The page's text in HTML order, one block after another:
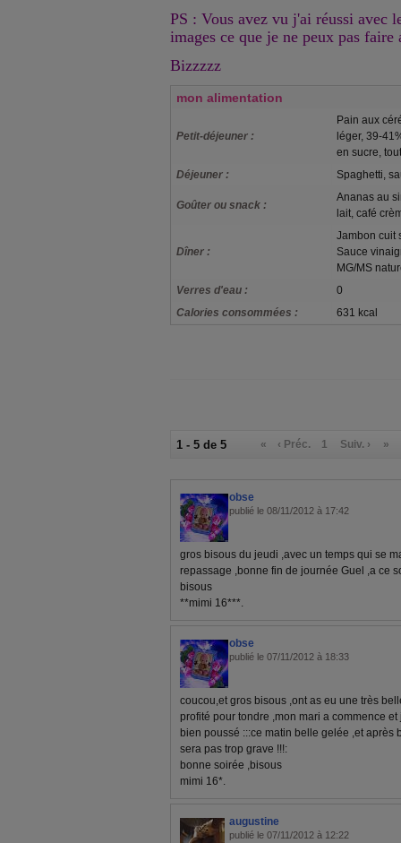
PS : Vous avez vu j'ai réussi avec
images ce que je ne peux pas
Bizzzzz
mon alimentation
Petit-déjeuner :
Pain aux
léger, 39-
en sucre,
Déjeuner :
Spaghetti,
Goûter ou snack :
Ananas au
lait, café
Dîner :
Jambon cuit
Sauce
MG/MS
Verres d'eau :
0
Calories consommées :
631 kcal
1 - 5 de 5 « ‹ Préc. 1 Suiv. › »
obse
publié le 08/11/2012 à 17:42
gros bisous du jeudi ,avec un temps qui se
repassage ,bonne fin de journée Guel ,a ce
bisous
**mimi 16***.
obse
publié le 07/11/2012 à 18:33
coucou,et gros bisous ,ont as eu une très
profité pour tondre ,mon mari a commence
bien poussé :::ce matin belle gelée ,et après
sera pas trop grave !!!:
bonne soirée ,bisous
mimi 16*.
augustine
publié le 07/11/2012 à 12:22